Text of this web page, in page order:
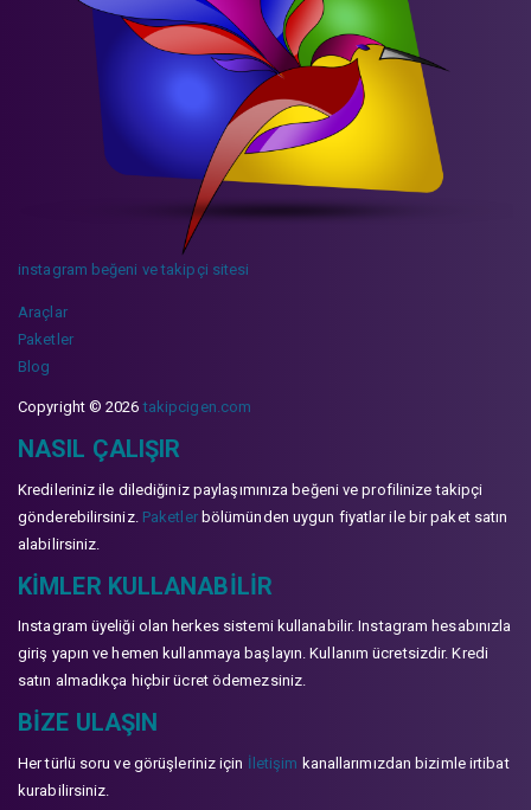
instagram beğeni ve takipçi sitesi
Araçlar
Paketler
Blog
Copyright © 2026takipcigen.com
NASIL ÇALIŞIR
Kredileriniz ile dilediğiniz paylaşımınıza beğeni ve profilinize takipçi
gönderebilirsiniz. Paketlerbölümünden uygun fiyatlar ile bir paket satın
alabilirsiniz.
KIMLER KULLANABILIR
Instagram üyeliği olan herkes sistemi kullanabilir. Instagram hesabınızla
giriş yapın ve hemen kullanmaya başlayın. Kullanım ücretsizdir. Kredi
satın almadıkça hiçbir ücret ödemezsiniz.
BIZE ULAŞIN
Her türlü soru ve görüşleriniz için İletişim kanallarımızdan bizimle irtibat
kurabilirsiniz.